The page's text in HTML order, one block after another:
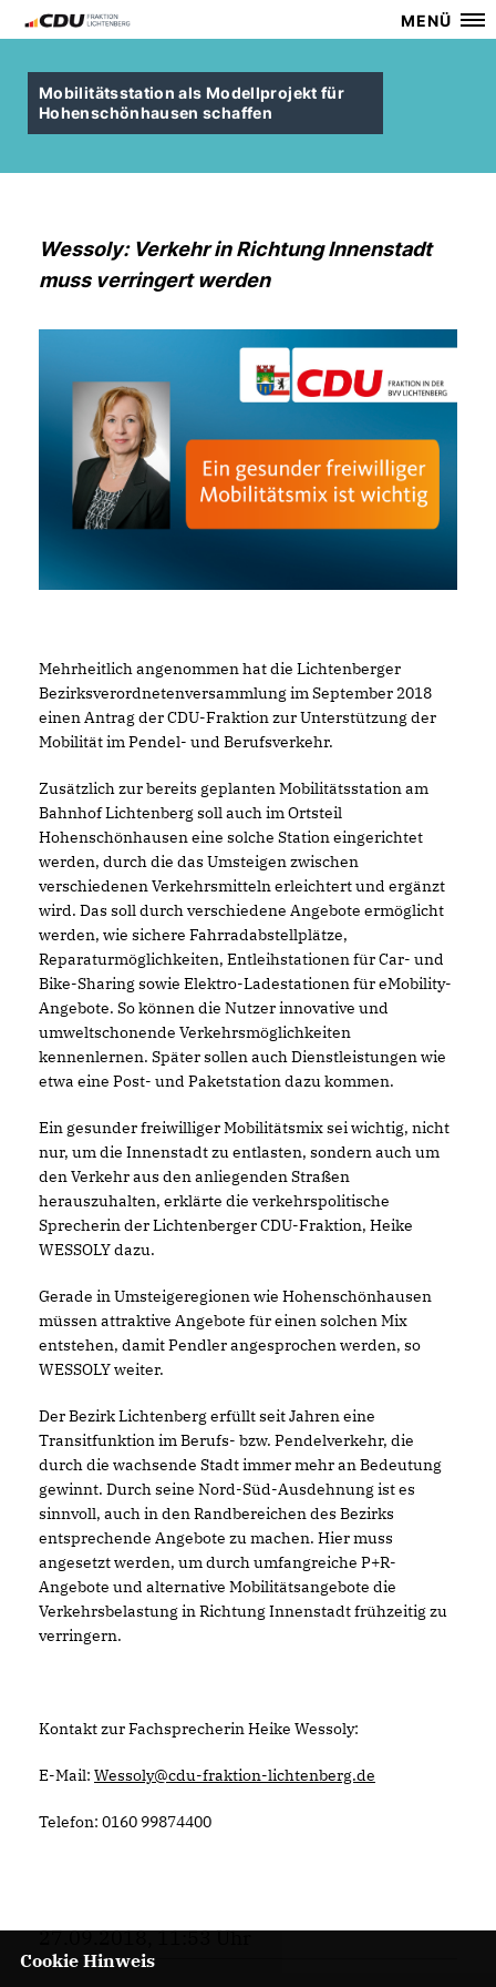
MENÜ
Mobilitätsstation als Modellprojekt für
Hohenschönhausen schaffen
Wessoly: Verkehr in Richtung Innenstadt
muss verringert werden
Mehrheitlich angenommen hat die Lichtenberger
Bezirksverordnetenversammlung im September 2018
einen Antrag der CDU-Fraktion zur Unterstützung der
Mobilität im Pendel- und Berufsverkehr.
Zusätzlich zur bereits geplanten Mobilitätsstation am
Bahnhof Lichtenberg soll auch im Ortsteil
Hohenschönhausen eine solche Station eingerichtet
werden, durch die das Umsteigen zwischen
verschiedenen Verkehrsmitteln erleichtert und ergänzt
wird. Das soll durch verschiedene Angebote ermöglicht
werden, wie sichere Fahrradabstellplätze,
Reparaturmöglichkeiten, Entleihstationen für Car- und
Bike-Sharing sowie Elektro-Ladestationen für eMobility-
Angebote. So können die Nutzer innovative und
umweltschonende Verkehrsmöglichkeiten
kennenlernen. Später sollen auch Dienstleistungen wie
etwa eine Post- und Paketstation dazu kommen.
Ein gesunder freiwilliger Mobilitätsmix sei wichtig, nicht
nur, um die Innenstadt zu entlasten, sondern auch um
den Verkehr aus den anliegenden Straßen
herauszuhalten, erklärte die verkehrspolitische
Sprecherin der Lichtenberger CDU-Fraktion, Heike
WESSOLY dazu.
Gerade in Umsteigeregionen wie Hohenschönhausen
müssen attraktive Angebote für einen solchen Mix
entstehen, damit Pendler angesprochen werden, so
WESSOLY weiter.
Der Bezirk Lichtenberg erfüllt seit Jahren eine
Transitfunktion im Berufs- bzw. Pendelverkehr, die
durch die wachsende Stadt immer mehr an Bedeutung
gewinnt. Durch seine Nord-Süd-Ausdehnung ist es
sinnvoll, auch in den Randbereichen des Bezirks
entsprechende Angebote zu machen. Hier muss
angesetzt werden, um durch umfangreiche P+R-
Angebote und alternative Mobilitätsangebote die
Verkehrsbelastung in Richtung Innenstadt frühzeitig zu
verringern.
Kontakt zur Fachsprecherin Heike Wessoly:
E-Mail: Wessoly@cdu-fraktion-lichtenberg.de
Telefon: 0160 99874400
27.09.2018, 11:53 Uhr
Cookie Hinweis